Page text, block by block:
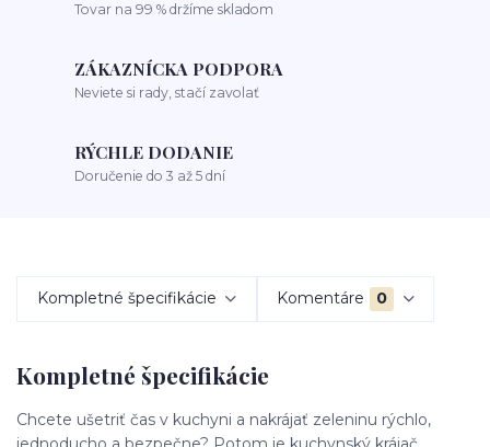
Tovar na 99 % držíme skladom
ZÁKAZNÍCKA PODPORA
Neviete si rady, stačí zavolať
RÝCHLE DODANIE
Doručenie do 3 až 5 dní
Kompletné špecifikácie Komentáre 0
Kompletné špecifikácie
Chcete ušetriť čas v kuchyni a nakrájať zeleninu rýchlo,